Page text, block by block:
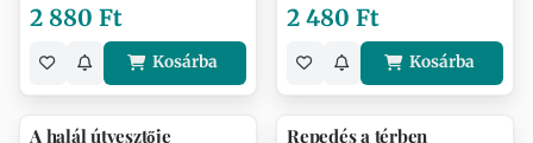
2 880 Ft
Kosárba
2 480 Ft
Kosárba
A halál útvesztője Repedés a térben